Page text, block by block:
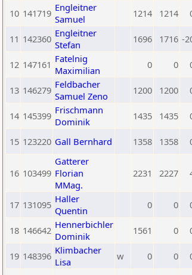
10 141719 Engleitner
Samuel
1214 1214
11 142360 Engleitner
Stefan
1696 1716 -
12 147161 Fatelnig
Maximilian
0 0
13 146279 Feldbacher
Samuel Zeno
1200 1200
14 145399 Frischmann
Dominik
1435 1435
15 123220 Gall Bernhard 1358 1358
16 103499
Gatterer
Florian
MMag.
2231 2227
17 131095 Haller
Quentin
0 0
18 146642 Hennerbichler
Dominik
1561 0
19 148396 Klimbacher
Lisa
w 0 0